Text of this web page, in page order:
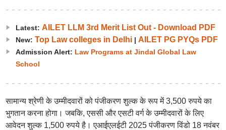
Latest: AILET LLM 3rd Merit List Out - Download PDF
New: Top Law colleges in Delhi| AILET PG PYQs PDF
Admission Alert: Law Programs at Jindal Global Law
School
सामान्य श्रेणी के उम्मीदवारों को पंजीकरण शुल्क के रूप में 3,500 रुपये का
भुगतान करना होगा। जबकि, एससी और एसटी वर्ग के उम्मीदवारों के लिए
आवेदन शुल्क 1,500 रुपये है। एआईएलईटी 2025 पंजीकरण विंडो 18 नवंबर